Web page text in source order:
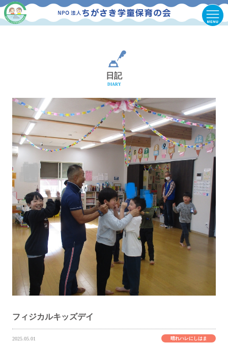
日記
DIARY
フィジカルキッズデイ
2025.05.01 晴れハレにしはま